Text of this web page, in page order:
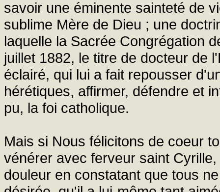
savoir une éminente sainteté de
sublime Mère de Dieu ; une
laquelle la Sacrée Congrégation
juillet 1882, le titre de docteur de
éclairé, qui lui a fait repousser
hérétiques, affirmer, défendre et
pu, la foi catholique.
Mais si Nous félicitons de coeur
vénérer avec ferveur saint
douleur en constatant que tous